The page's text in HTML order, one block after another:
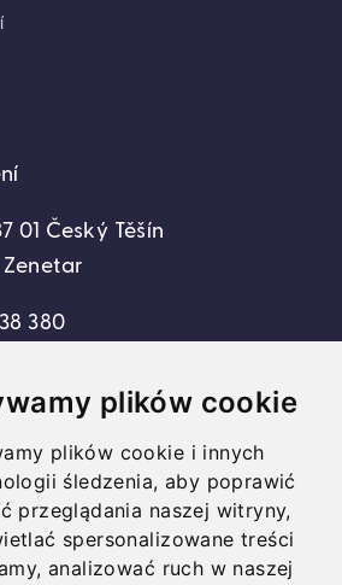
plików cookie
plików cookie i innych
śledzenia, aby poprawić
przeglądania naszej witryny,
spersonalizowane treści
analizować ruch w naszej
01 Český Těšín
380
FacebookInstagramYouTube